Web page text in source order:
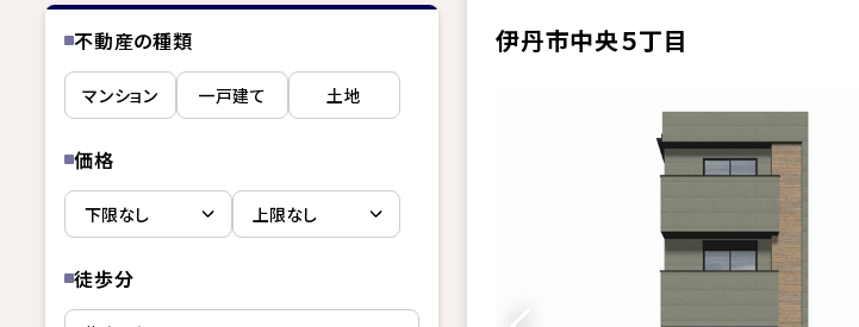
不動産の種類
マンション 一戸建て 土地
価格
徒歩分
伊丹市中央５丁目